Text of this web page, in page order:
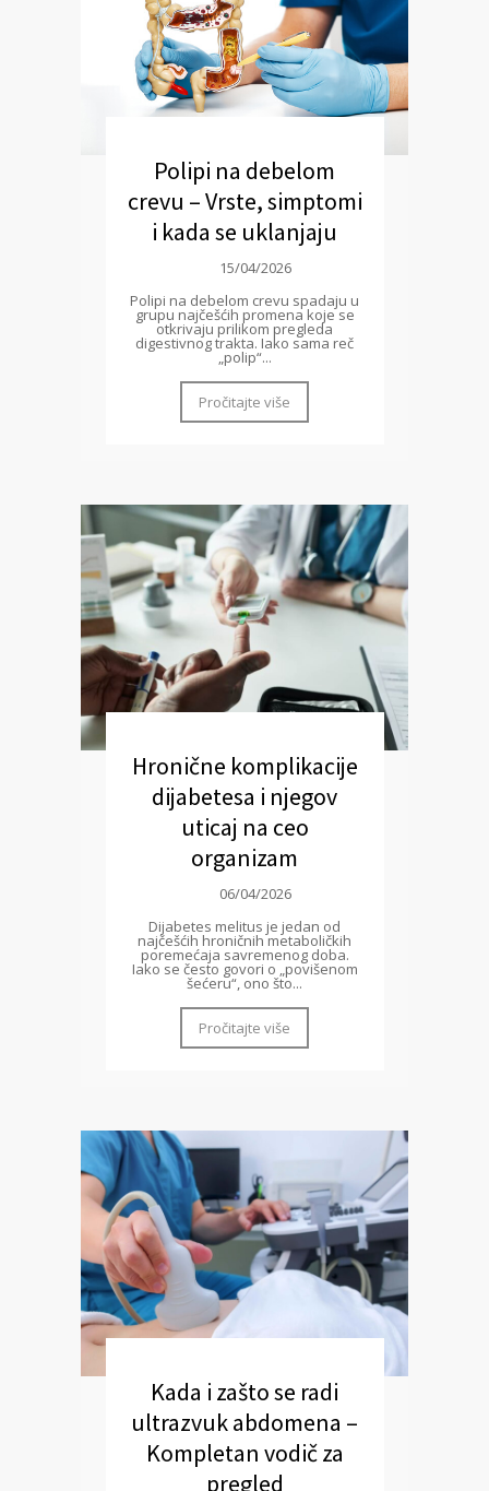
Polipi na debelom
crevu – Vrste, simptomi
i kada se uklanjaju
15/04/2026
Polipi na debelom crevu spadaju u
grupu najčešćih promena koje se
otkrivaju prilikom pregleda
digestivnog trakta. Iako sama reč
„polip“...
Pročitajte više
Hronične komplikacije
dijabetesa i njegov
uticaj na ceo
organizam
06/04/2026
Dijabetes melitus je jedan od
najčešćih hroničnih metaboličkih
poremećaja savremenog doba.
Iako se često govori o „povišenom
šećeru“, ono što...
Pročitajte više
Kada i zašto se radi
ultrazvuk abdomena –
Kompletan vodič za
pregled